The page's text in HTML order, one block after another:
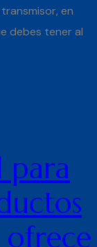
en
debes tener al
para